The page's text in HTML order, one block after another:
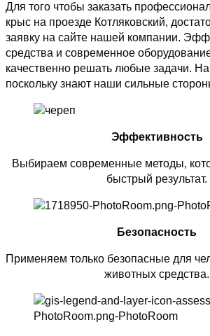
Для того чтобы заказать
крыс на проезде Котляковский,
заявку на сайте нашей компании.
средства и современное
качественно решать любые задачи.
поскольку знают наши сильные
Эффективность
Выбираем современные методы,
быстрый результат.
Безопасность
Применяем только безопасные для
животных средства.